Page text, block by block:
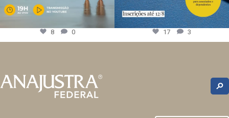
8 0 17 3